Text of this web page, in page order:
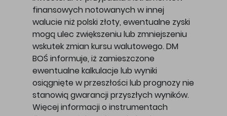
finansowych notowanych w innej
walucie niż polski złoty, ewentualne zyski
mogą ulec zwiększeniu lub zmniejszeniu
wskutek zmian kursu walutowego. DM
BOŚ informuje, iż zamieszczone
ewentualne kalkulacje lub wyniki
osiągnięte w przeszłości lub prognozy nie
stanowią gwarancji przyszłych wyników.
Więcej informacji o instrumentach